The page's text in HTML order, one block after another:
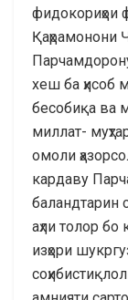
фидокориҳои
Қаҳрамонони
хеш ба ҳисоб
бесобиқа ва
миллат-
омоли
кардаву
баландтарин
аҳли толор
изҳори